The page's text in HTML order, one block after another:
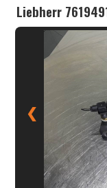
Liebherr
❮